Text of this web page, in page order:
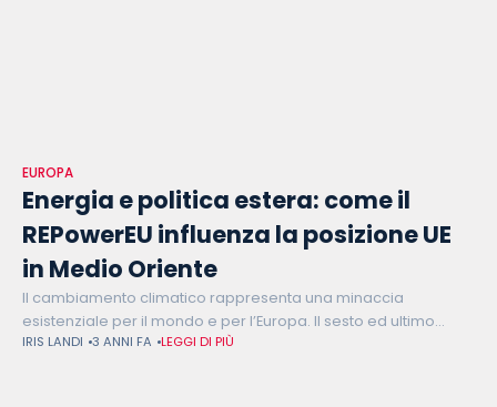
EUROPA
Energia e politica estera: come il
REPowerEU influenza la posizione UE
in Medio Oriente
Il cambiamento climatico rappresenta una minaccia
esistenziale per il mondo e per l’Europa. Il sesto ed ultimo
rapporto prodotto dal Gruppo intergovernativo sui
IRIS LANDI 3 ANNI FA LEGGI DI PIÙ